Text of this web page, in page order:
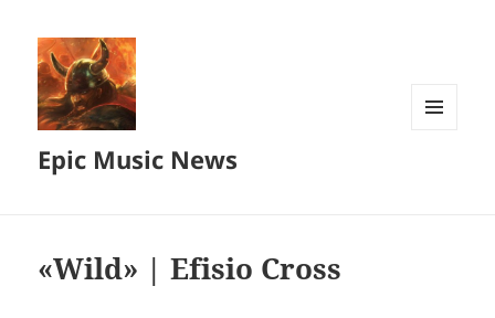
Epic Music News
«Wild» | Efisio Cross